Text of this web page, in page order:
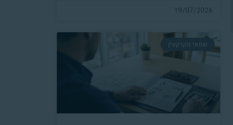
19/07/2026
שמאי מקרקעין